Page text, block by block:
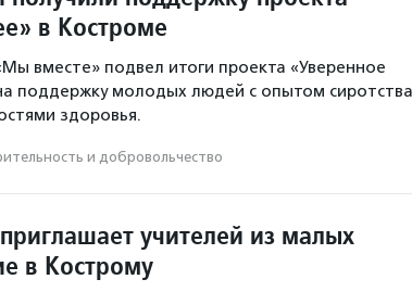
в Костроме
вместе» подвел итоги проекта «Уверенное
поддержку молодых людей с опытом сиротства
здоровья.
и доброволь­чест­во
учителей из малых
в Кострому